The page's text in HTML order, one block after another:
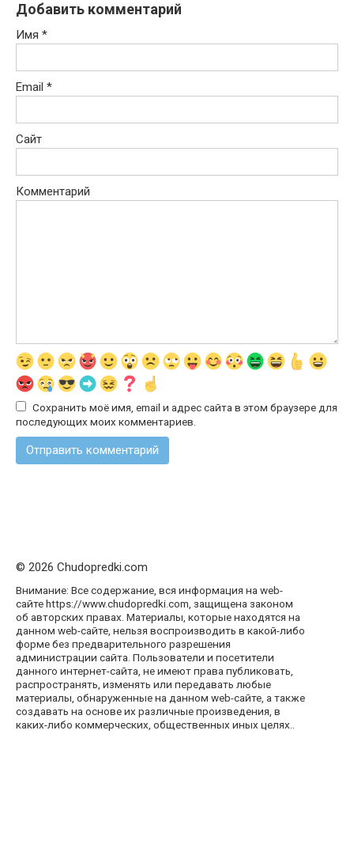
Добавить комментарий
Имя *
Email *
Сайт
Комментарий
Сохранить моё имя, email и адрес сайта в этом браузере для
последующих моих комментариев.
© 2026 Chudopredki.com
Внимание: Все содержание, вся информация на web-
сайте https://www.chudopredki.com, защищена законом
об авторских правах. Материалы, которые находятся на
данном web-сайте, нельзя воспроизводить в какой-либо
форме без предварительного разрешения
администрации сайта. Пользователи и посетители
данного интернет-сайта, не имеют права публиковать,
распространять, изменять или передавать любые
материалы, обнаруженные на данном web-сайте, а также
создавать на основе их различные произведения, в
каких-либо коммерческих, общественных иных целях..